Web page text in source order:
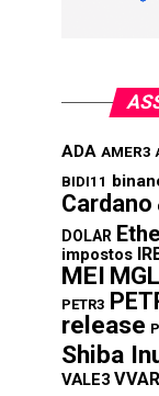
ADA AMER3
BIDI11
Cardano
DOLAR
impostos
MEI
PETR3
release
Shiba
VALE3